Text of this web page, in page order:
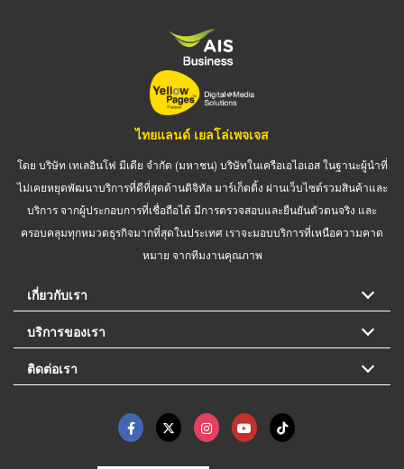
ไทยแลนด์ เยลโล่เพจเจส
โดย บริษัท เทเลอินโฟ มีเดีย จำกัด (มหาชน) บริษัทในเครือเอไอเอส ในฐานะผู้นำที่
ไม่เคยหยุดพัฒนาบริการที่ดีที่สุดด้านดิจิทัล มาร์เก็ตติ้ง ผ่านเว็บไซต์รวมสินค้าและ
บริการ จากผู้ประกอบการที่เชื่อถือได้ มีการตรวจสอบและยืนยันตัวตนจริง และ
ครอบคลุมทุกหมวดธุรกิจมากที่สุดในประเทศ เราจะมอบบริการที่เหนือความคาด
หมาย จากทีมงานคุณภาพ
เกี่ยวกับเรา
บริการของเรา
ติดต่อเรา